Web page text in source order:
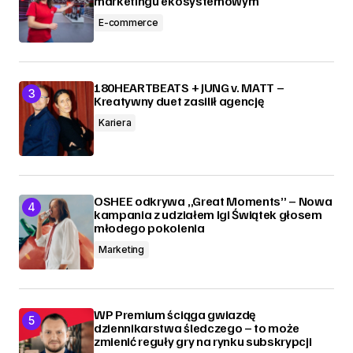
E-commerce
180HEARTBEATS + JUNG v. MATT –
Kreatywny duet zasilił agencję
Kariera
OSHEE odkrywa „Great Moments” – Nowa
kampania z udziałem Igi Świątek głosem
młodego pokolenia
Marketing
WP Premium ściąga gwiazdę
dziennikarstwa śledczego – to może
zmienić reguły gry na rynku subskrypcji